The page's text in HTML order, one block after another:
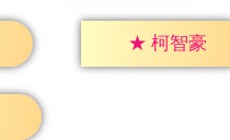
★ 柯智豪